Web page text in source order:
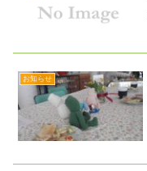
お知らせ